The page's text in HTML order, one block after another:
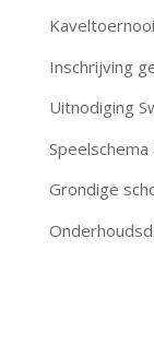
Inschrijving
Uitnodiging
Grondige